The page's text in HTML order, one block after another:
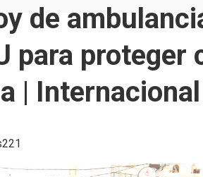
de
para proteger
| Internacional
221